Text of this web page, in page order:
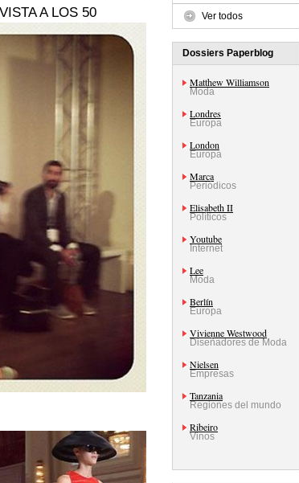
A LOS 50
Ver todos
Dossiers Paperblog
Matthew Williamson
Moda
Londres
Europa
London
Europa
Marca
Periódicos
Elisabeth II
Políticos
Youtube
Internet
Lee
Moda
Berlín
Europa
Vivienne Westwood
Diseñadores de Moda
Nielsen
Empresas
Tanzania
Regiones del mundo
Ribeiro
Vinos